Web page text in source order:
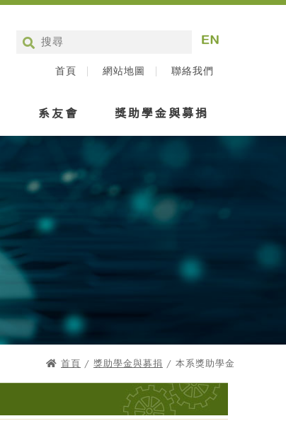
首頁 網站地圖 聯絡我們
系友會 獎助學金與募捐
首頁 / 獎助學金與募捐 / 本系獎助學金